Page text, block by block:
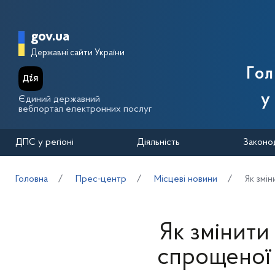
Головна сторінка Державної
gov.ua
Державні сайти України
Єдиний державний
вебпортал електронних послуг
у
ДПС у регіоні Діяльність
Головна Прес-центр Місцеві новини Як
Як